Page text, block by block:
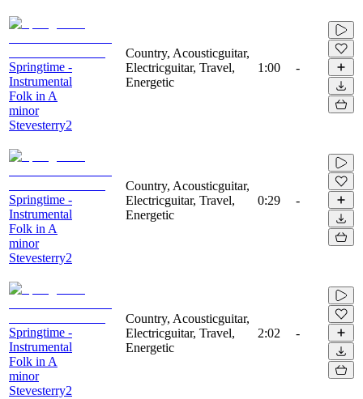
Springtime -
Instrumental
Folk in A
minor
Stevesterry2
Country, Acousticguitar,
Electricguitar, Travel,
Energetic
1:00 -
Springtime -
Instrumental
Folk in A
minor
Stevesterry2
Country, Acousticguitar,
Electricguitar, Travel,
Energetic
0:29 -
Springtime -
Instrumental
Folk in A
minor
Stevesterry2
Country, Acousticguitar,
Electricguitar, Travel,
Energetic
2:02 -